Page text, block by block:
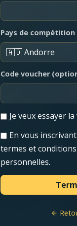
Pays de
Code voucher
Je veux essayer
En vous
termes et
personnelles.